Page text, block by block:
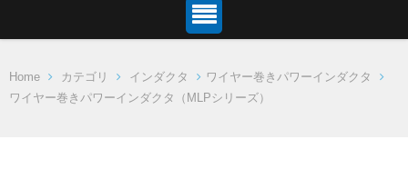
Home カテゴリ インダクタ
ワイヤー巻きパワーインダクタ
ワイヤー巻きパワーインダクタ（MLPシリーズ）